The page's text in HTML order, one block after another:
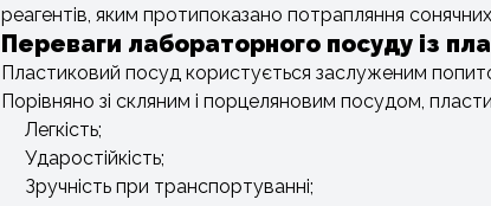
реагентів, яким протипоказано потрапляння
Переваги лабораторного посуду із
Пластиковий посуд користується заслуженим попитом
Порівняно зі скляним і порцеляновим посудом,
Легкість;
Ударостійкість;
Зручність при транспортуванні;